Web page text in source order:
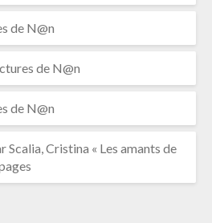
de N@n
de N@n
de N@n
Scalia, Cristina « Les amants de